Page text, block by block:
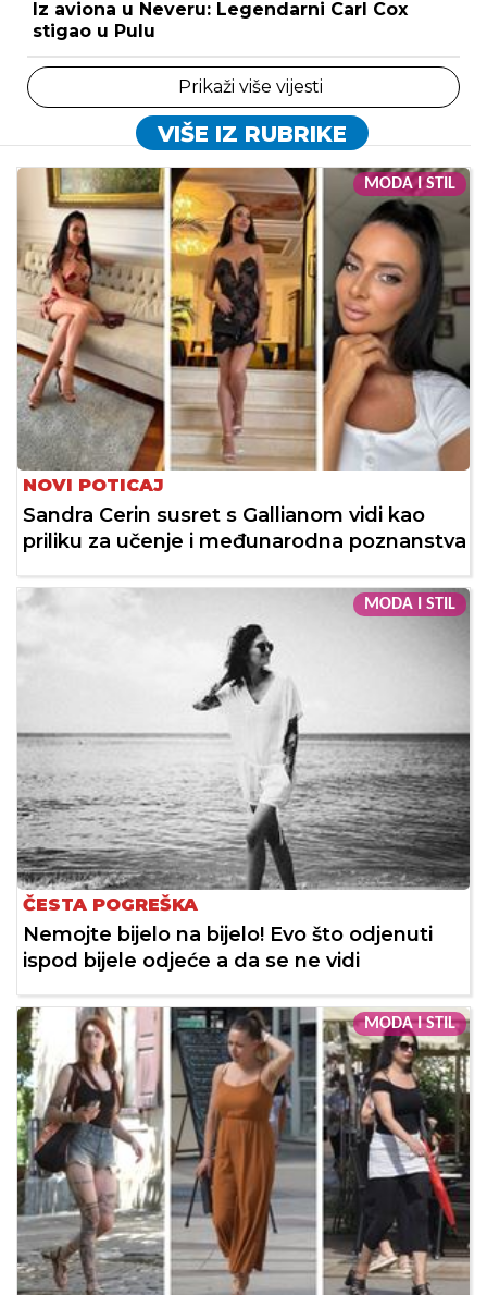
Iz aviona u Neveru: Legendarni Carl Cox
stigao u Pulu
Prikaži više vijesti
VIŠE IZ RUBRIKE
MODA I STIL
NOVI POTICAJ
Sandra Cerin susret s Gallianom vidi kao
priliku za učenje i međunarodna poznanstva
MODA I STIL
ČESTA POGREŠKA
Nemojte bijelo na bijelo! Evo što odjenuti
ispod bijele odjeće a da se ne vidi
MODA I STIL